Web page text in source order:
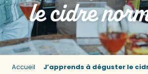
le cidre
Accueil J’apprends à déguster le